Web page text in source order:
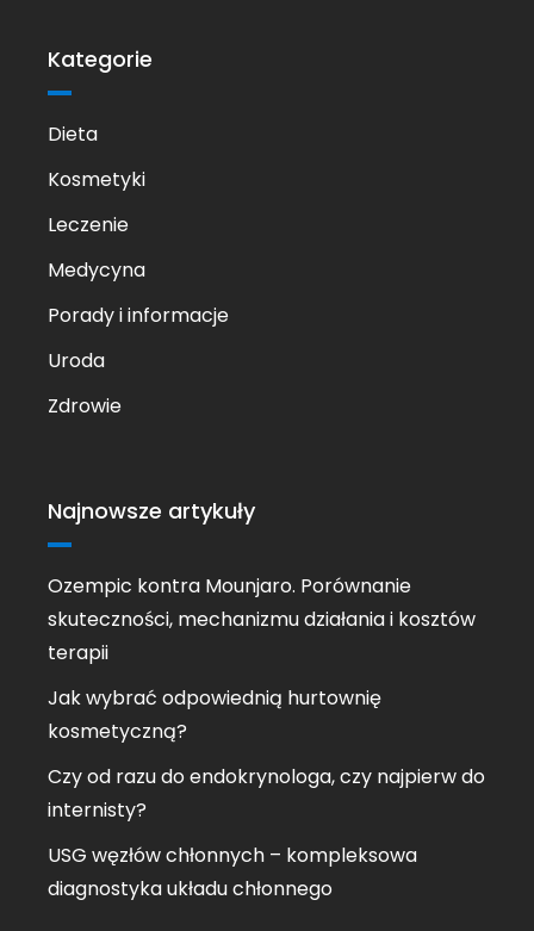
Kategorie
Dieta
Kosmetyki
Leczenie
Medycyna
Porady i informacje
Uroda
Zdrowie
Najnowsze artykuły
Ozempic kontra Mounjaro. Porównanie
skuteczności, mechanizmu działania i kosztów
terapii
Jak wybrać odpowiednią hurtownię
kosmetyczną?
Czy od razu do endokrynologa, czy najpierw do
internisty?
USG węzłów chłonnych – kompleksowa
diagnostyka układu chłonnego